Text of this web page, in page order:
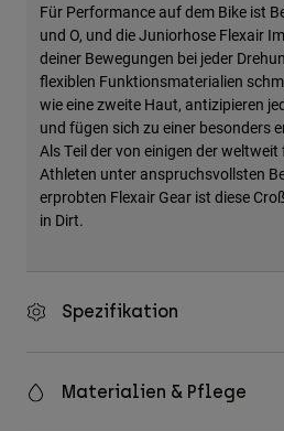
Für Performance auf dem Bike ist
und O, und die Juniorhose Flexair
deiner Bewegungen bei jeder
flexiblen Funktionsmaterialien
wie eine zweite Haut, antizipieren
und fügen sich zu einer besonders
Als Teil der von einigen der
Athleten unter anspruchsvollsten
erprobten Flexair Gear ist diese
in Dirt.
Spezifikation
Materialien & Pflege